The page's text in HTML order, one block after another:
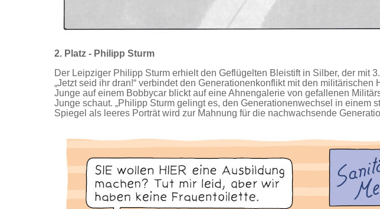
2. Platz - Philipp Sturm
Der Leipziger Philipp Sturm erhielt den Geflügelten Bleistift in Silber, der mit
„Jetzt seid ihr dran!“ verbindet den Generationenkonflikt mit den
Junge auf einem Bobbycar blickt auf eine Ahnengalerie von gefallenen
Junge schaut. „Philipp Sturm gelingt es, den Generationenwechsel in einem
Spiegel als leeres Porträt wird zur Mahnung für die nachwachsende